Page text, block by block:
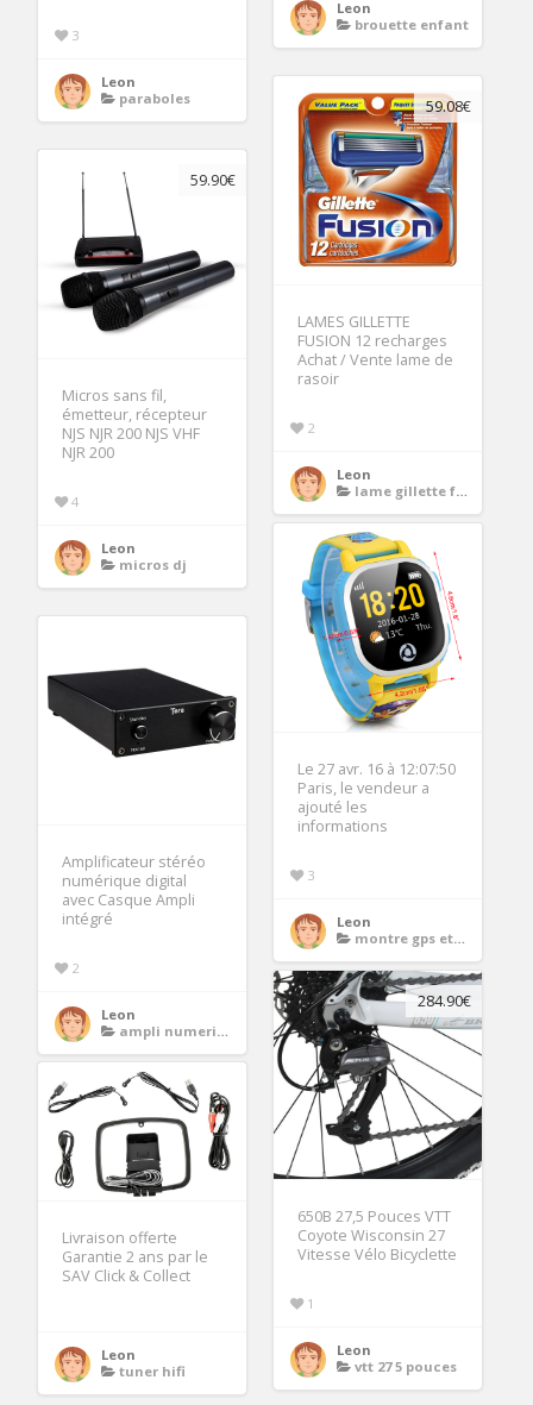
Leon
brouette enfant
3
Leon
paraboles
59.08€
LAMES GILLETTE
FUSION 12 recharges
Achat / Vente lame de
rasoir
2
Leon
lame gillette fusion
59.90€
Micros sans fil,
émetteur, récepteur
NJS NJR 200 NJS VHF
NJR 200
4
Leon
micros dj
Le 27 avr. 16 à 12:07:50
Paris, le vendeur a
ajouté les
informations
3
Leon
montre gps etanche
Amplificateur stéréo
numérique digital
avec Casque Ampli
intégré
2
Leon
ampli numerique hifi
284.90€
650B 27,5 Pouces VTT
Coyote Wisconsin 27
Vitesse Vélo Bicyclette
1
Leon
vtt 27 5 pouces
Livraison offerte
Garantie 2 ans par le
SAV Click & Collect
Leon
tuner hifi